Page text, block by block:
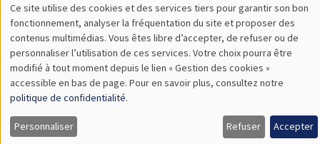
Utilisation
des
données
personnelles
et
Ce site utilise des cookies et des services tiers pour garantir son bon
fonctionnement, analyser la fréquentation du site et proposer des
contenus multimédias. Vous êtes libre d’accepter, de refuser ou de
personnaliser l’utilisation de ces services. Votre choix pourra être
modifié à tout moment depuis le lien « Gestion des cookies »
accessible en bas de page. Pour en savoir plus, consultez notre
politique de confidentialité.
Personnaliser Refuser Accepter